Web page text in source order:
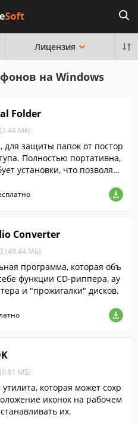
Лицензия
на Windows
Folder
МБ)
для защиты папок от постор
Полностью портативна,
установки, что позволяет
Converter
(49.44 МБ)
программа, которая объ
функции CD-риппера, ау
и "прожигалки" дисков.
МБ)
которая может сохр
иконок на рабочем
их.